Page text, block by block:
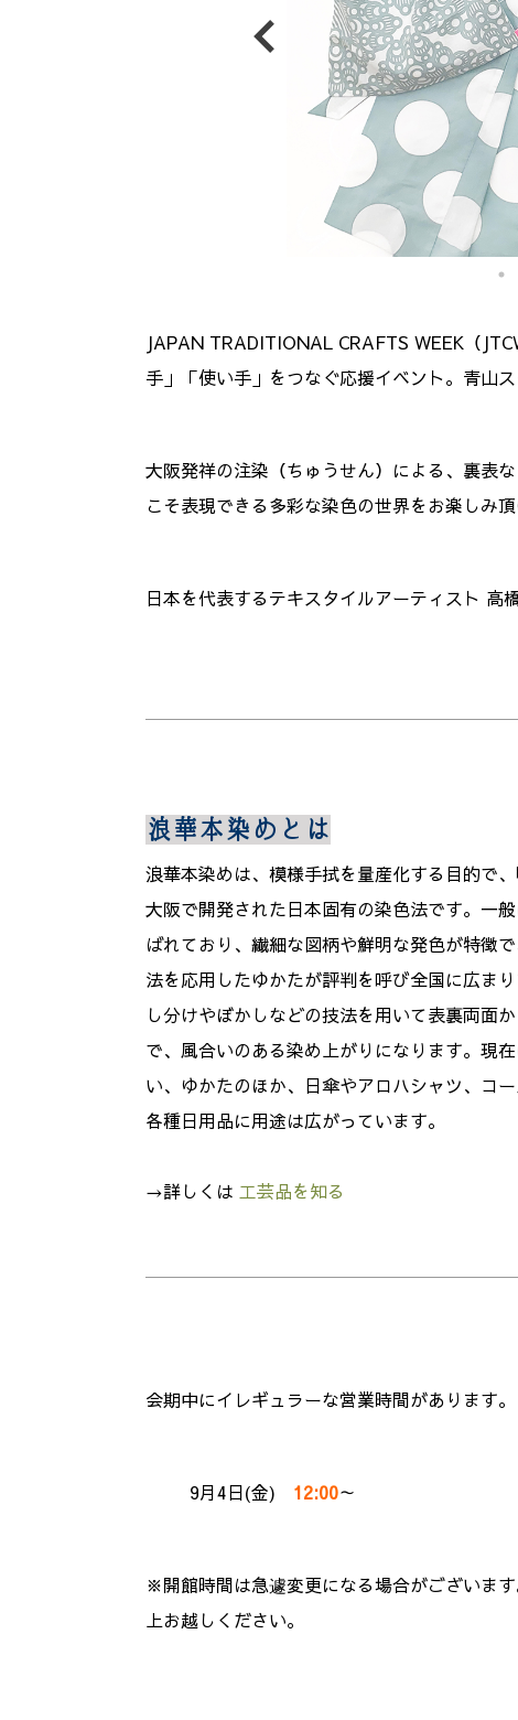
JAPAN TRADITIONAL CRAFTS WEEK（
手」「使い手」をつなぐ応援イベント。 青山
大阪発祥の注染（ちゅうせん） による、裏表
こそ表現できる多彩な染色の世界をお楽しみ頂
日本を代表するテキスタイルアーティスト 高
浪華本染めとは
浪華本染めは、模様手拭を量産化する目的で
大阪で開発された日本固有の染色法です。一
ばれており、繊細な図柄や鮮明な発色が特徴
法を応用したゆかたが評判を呼び全国に広ま
し分けやぼかしなどの技法を用いて表裏両面
で、風合いのある染め上がりになります。現
い、ゆかたのほか、日傘やアロハシャツ、コ
各種日用品に用途は広がっています。
→詳しくは 工芸品を知る
会期中にイレギュラーな営業時間があります。
9月4日(金) 12:00～
※開館時間は急遽変更になる場合がございま
上お越しください。